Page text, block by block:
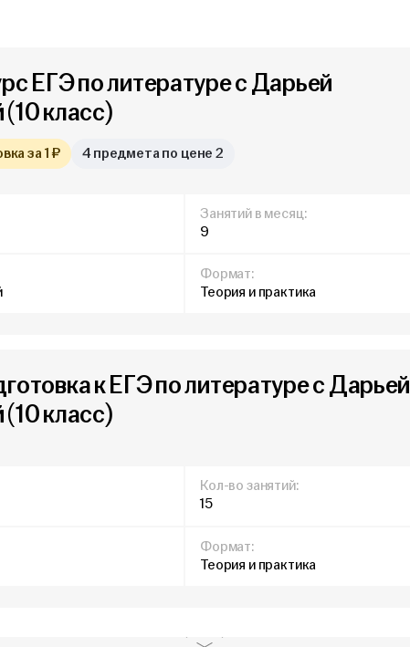
ЕГЭ по литературе с Дарьей
класс)
за 1 ₽ 4 предмета по цене 2
Занятий в месяц:
9
Формат:
Теория и практика
к ЕГЭ по литературе с Дарьей
класс)
Кол-во занятий:
15
Формат:
Теория и практика